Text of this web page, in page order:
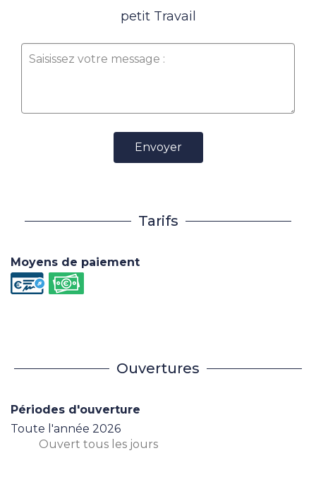
petit Travail
Envoyer
Tarifs
Moyens de paiement
Ouvertures
Périodes d'ouverture
Toute l'année 2026
Ouvert tous les jours